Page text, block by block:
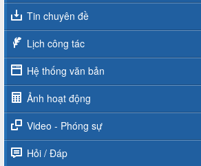
Tin chuyên đề
Lịch công tác
Hệ thống văn bản
Ảnh hoạt động
Video - Phóng sự
Hỏi / Đáp